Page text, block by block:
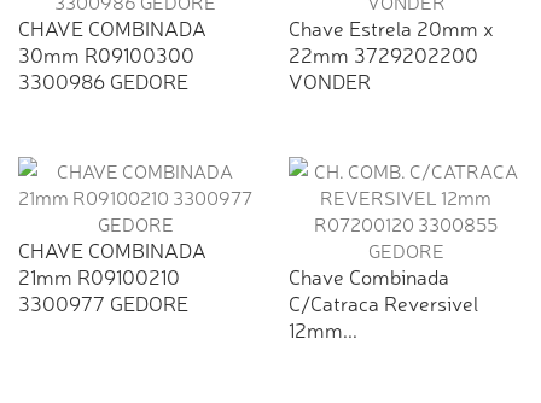
CHAVE COMBINADA
30mm R09100300
3300986 GEDORE
Chave Estrela 20mm x
22mm 3729202200
VONDER
CHAVE COMBINADA
21mm R09100210
3300977 GEDORE
Chave Combinada
C/Catraca Reversivel
12mm...